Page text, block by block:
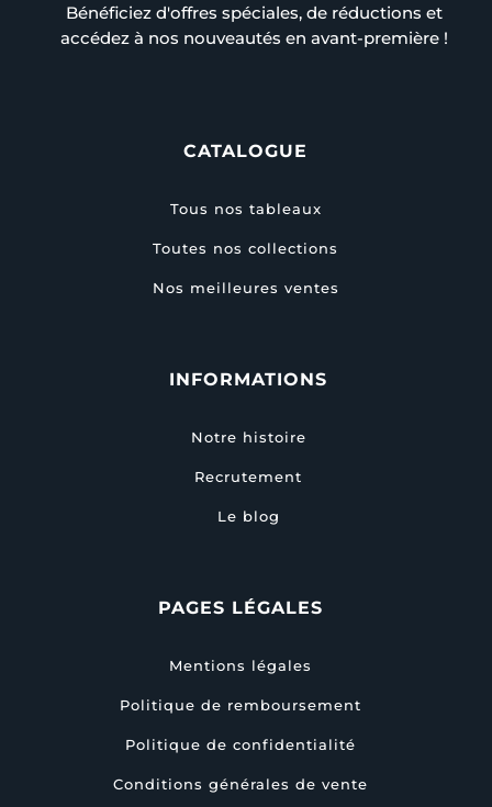
Bénéficiez d'offres spéciales, de réductions et
accédez à nos nouveautés en avant-première !
CATALOGUE
Tous nos tableaux
Toutes nos collections
Nos meilleures ventes
INFORMATIONS
Notre histoire
Recrutement
Le blog
PAGES LÉGALES
Mentions légales
Politique de remboursement
Politique de confidentialité
Conditions générales de vente